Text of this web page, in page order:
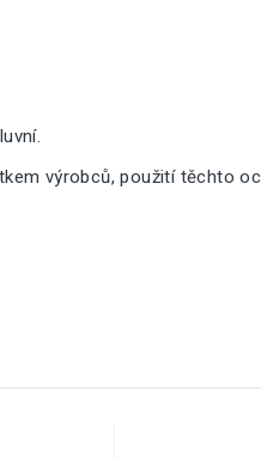
výrobců, použití těchto